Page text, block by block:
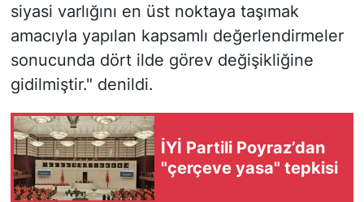
siyasi varlığını en üst noktaya taşımak
amacıyla yapılan kapsamlı değerlendirmeler
sonucunda dört ilde görev değişikliğine
gidilmiştir." denildi.
İYİ Partili Poyraz’dan
"çerçeve yasa" tepkisi